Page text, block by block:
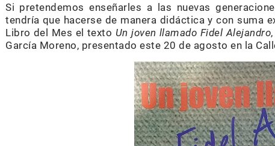
Si pretendemos enseñarles a las nuevas
tendría que hacerse de manera didáctica y con suma
Libro del Mes el texto Un joven llamado Fidel Alejandro
García Moreno, presentado este 20 de agosto en la